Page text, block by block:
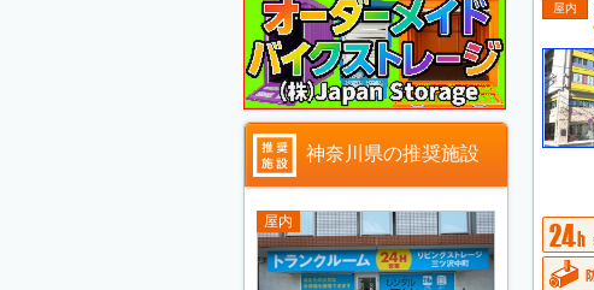
屋内
神奈川県の推奨施設
屋内